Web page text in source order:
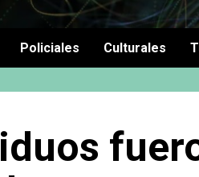
Policiales Culturales